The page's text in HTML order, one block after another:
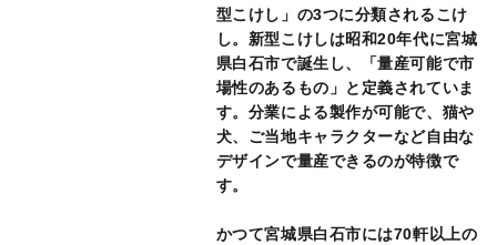
型こけし」の3つに分類されるこけ
し。新型こけしは昭和20年代に宮城
県白石市で誕生し、「量産可能で市
場性のあるもの」と定義されていま
す。分業による製作が可能で、猫や
犬、ご当地キャラクターなど自由な
デザインで量産できるのが特徴で
す。
かつて宮城県白石市には70軒以上の